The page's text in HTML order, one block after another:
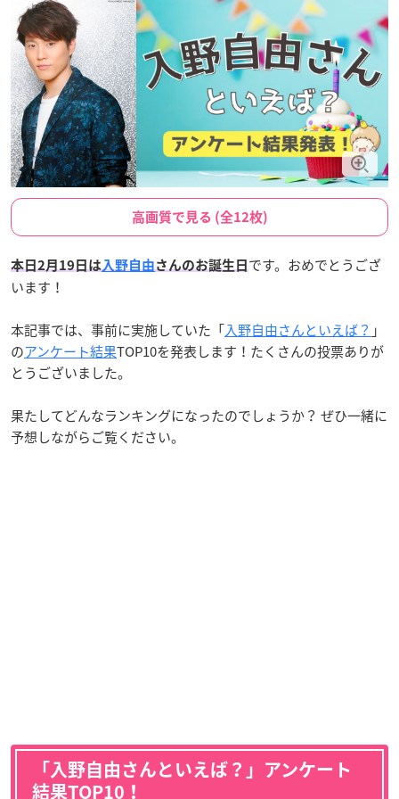
高画質で見る (全12枚)
本日2月19日は入野自由 さんのお誕生日 です。おめでとうござ
います！
本記事では、事前に実施していた「入野自由さんといえば？ 」
のアンケート結果TOP10を発表します！たくさんの投票ありが
とうございました。
果たしてどんなランキングになったのでしょうか？ ぜひ一緒に
予想しながらご覧ください。
「入野自由さんといえば？」アンケート
結果TOP10！